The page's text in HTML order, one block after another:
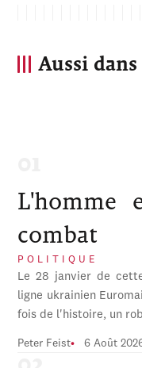
Aussi
L'homme
combat
POLITIQUE
Le 28 janvier de
ligne ukrainien
fois de l'histoire, un
Peter Feist 6 Août